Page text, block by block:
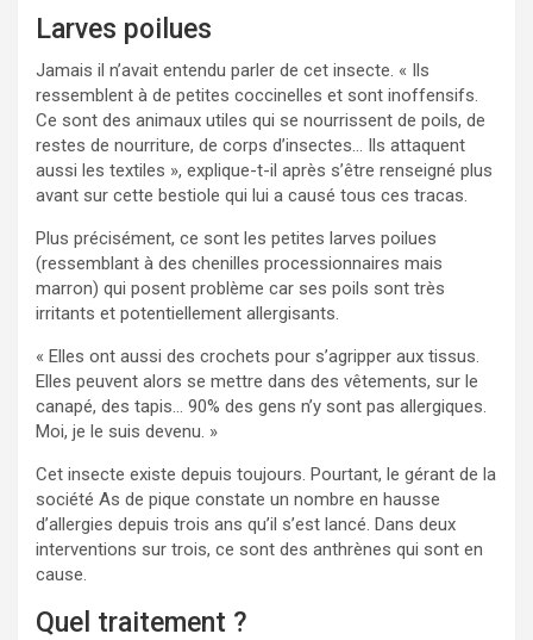
Larves poilues
Jamais il n’avait entendu parler de cet insecte. « Ils
ressemblent à de petites coccinelles et sont inoffensifs.
Ce sont des animaux utiles qui se nourrissent de poils, de
restes de nourriture, de corps d’insectes… Ils attaquent
aussi les textiles », explique-t-il après s’être renseigné plus
avant sur cette bestiole qui lui a causé tous ces tracas.
Plus précisément, ce sont les petites larves poilues
(ressemblant à des chenilles processionnaires mais
marron) qui posent problème car ses poils sont très
irritants et potentiellement allergisants.
« Elles ont aussi des crochets pour s’agripper aux tissus.
Elles peuvent alors se mettre dans des vêtements, sur le
canapé, des tapis… 90% des gens n’y sont pas allergiques.
Moi, je le suis devenu. »
Cet insecte existe depuis toujours. Pourtant, le gérant de la
société As de pique constate un nombre en hausse
d’allergies depuis trois ans qu’il s’est lancé. Dans deux
interventions sur trois, ce sont des anthrènes qui sont en
cause.
Quel traitement ?